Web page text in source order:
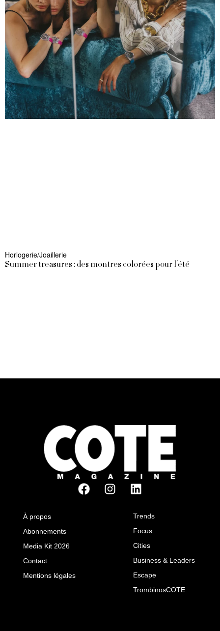
Horlogerie/Joaillerie
Summer treasures : des montres colorées pour l’été
À propos
Abonnements
Media Kit 2026
Contact
Mentions légales
Trends
Focus
Cities
Business & Leaders
Escape
TrombinosCOTE